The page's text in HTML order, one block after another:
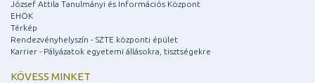
József Attila Tanulmányi és Információs Központ
EHÖK
Térkép
Rendezvényhelyszín - SZTE központi épület
Karrier - Pályázatok egyetemi állásokra, tisztségekre
KÖVESS MINKET